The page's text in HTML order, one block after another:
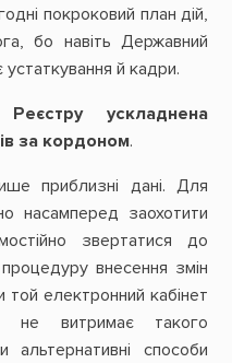
покроковий план дій,
бо навіть Державний
й кадри.
Реєстру ускладнена
за кордоном.
приблизні дані. Для
насамперед заохотити
звертатися до
внесення змін
електронний кабінет
не витримає такого
способи